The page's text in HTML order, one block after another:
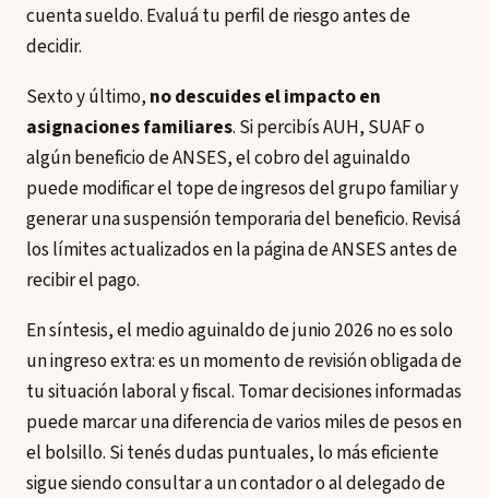
cuenta sueldo. Evaluá tu perfil de riesgo antes de
decidir.
Sexto y último,no descuides el impacto en
asignaciones familiares. Si percibís AUH, SUAF o
algún beneficio de ANSES, el cobro del aguinaldo
puede modificar el tope de ingresos del grupo familiar y
generar una suspensión temporaria del beneficio. Revisá
los límites actualizados en la página de ANSES antes de
recibir el pago.
En síntesis, el medio aguinaldo de junio 2026 no es solo
un ingreso extra: es un momento de revisión obligada de
tu situación laboral y fiscal. Tomar decisiones informadas
puede marcar una diferencia de varios miles de pesos en
el bolsillo. Si tenés dudas puntuales, lo más eficiente
sigue siendo consultar a un contador o al delegado de